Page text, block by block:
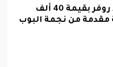
مسابقة ربح سيارة لاند روفر بقيمة 40 ألف
مقدمة من نجمة البوب